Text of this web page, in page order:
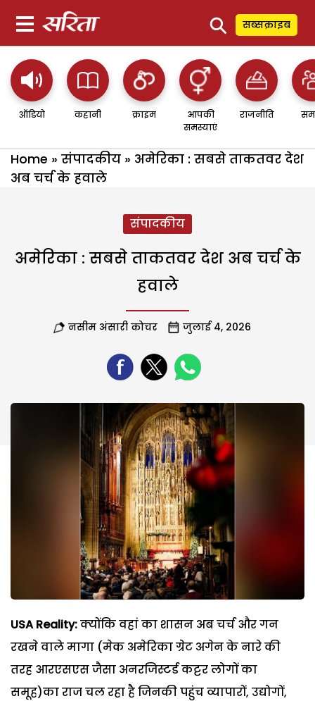
⚲ सब्सक्राइब
ऑडियो कहानी क्राइम
आपकी
समस्याएं
राजनीति
Home » संपादकीय » अमेरिका : सबसे ताकतवर देश
अब चर्च के हवाले
संपादकीय
अमेरिका : सबसे ताकतवर देश अब चर्च के
हवाले
नसीम अंसारी कोचर जुलाई 4, 2026
USA Reality:क्योंकि वहां का शासन अब चर्च और गन
रखने वाले मागा (मेक अमेरिका ग्रेट अगेन के नारे की
तरह आरएसएस जैसा अनरजिस्टर्ड कट्टर लोगों का
समूह)का राज चल रहा है जिनकी पहुंच व्यापारों, उद्योगों,